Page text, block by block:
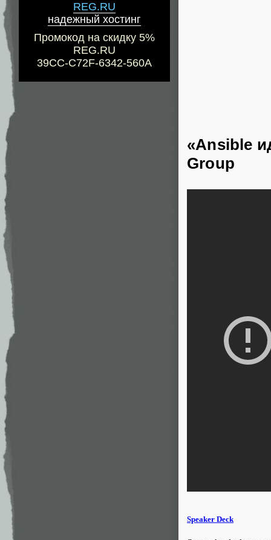
REG.RU
надежный хостинг
Промокод на скидку 5%
REG.RU
39CC-C72F-6342-560A
«Ansible
Group